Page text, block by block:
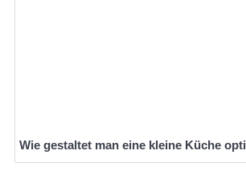
Wie gestaltet man eine kleine Küche